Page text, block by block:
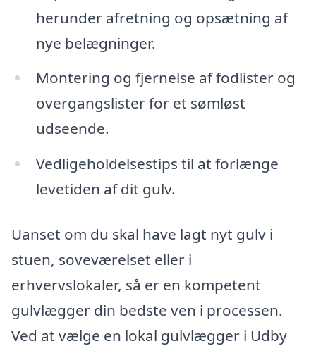
herunder afretning og opsætning af
nye belægninger.
Montering og fjernelse af fodlister og
overgangslister for et sømløst
udseende.
Vedligeholdelsestips til at forlænge
levetiden af dit gulv.
Uanset om du skal have lagt nyt gulv i
stuen, soveværelset eller i
erhvervslokaler, så er en kompetent
gulvlægger din bedste ven i processen.
Ved at vælge en lokal gulvlægger i Udby